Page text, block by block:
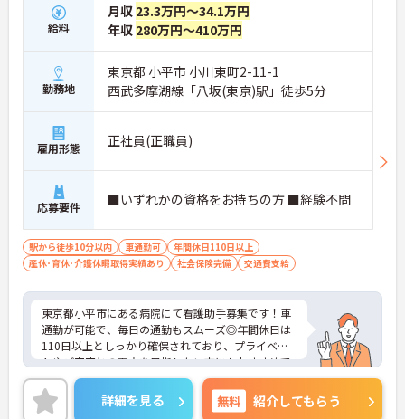
給料
月収 23.3万円～34.1万円
年収 280万円～410万円
勤務地
東京都 小平市 小川東町2-11-1
西武多摩湖線「八坂(東京)駅」徒歩5分
雇用形態 正社員(正職員)
応募要件 ■いずれかの資格をお持ちの方 ■経験不問
駅から徒歩10分以内 車通勤可
年間休日110日以上
産休･育休･介護休暇取得実績あり
社会保険完備 交通費支給
東京都小平市にある病院にて看護助手募集です！車
通勤が可能で、毎日の通勤もスムーズ◎年間休日は
110日以上としっかり確保されており、プライベー
トやご家庭との両立を目指したい方にもおすすめで
す！ご興味のある方には、面接対策ポイントなど、
さらに詳細をご案内しますのでお気軽にご相談くだ
さい！
詳細を見る 無料 紹介してもらう